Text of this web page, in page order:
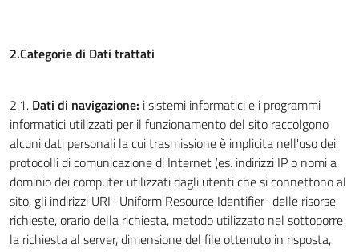
2.Categorie di Dati trattati
2.1. Dati di navigazione: i sistemi informatici e i programmi
informatici utilizzati per il funzionamento del sito raccolgono
alcuni dati personali la cui trasmissione è implicita nell'uso dei
protocolli di comunicazione di Internet (es. indirizzi IP o nomi a
dominio dei computer utilizzati dagli utenti che si connettono al
sito, gli indirizzi URI -Uniform Resource Identifier- delle risorse
richieste, orario della richiesta, metodo utilizzato nel sottoporre
la richiesta al server, dimensione del file ottenuto in risposta,